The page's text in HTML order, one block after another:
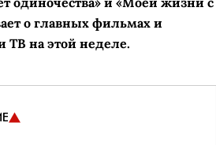
о главных фильмах и
ТВ на этой неделе.